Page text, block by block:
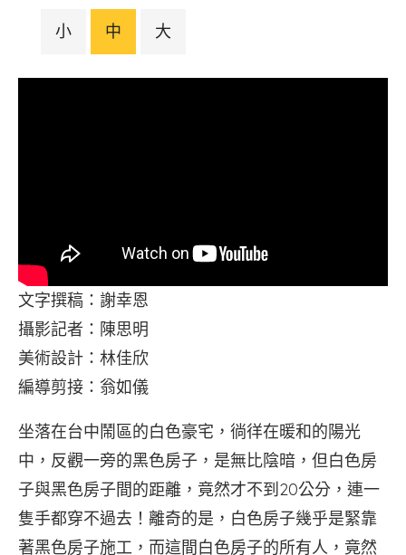
小 中 大
文字撰稿：謝幸恩
攝影記者：陳思明
美術設計：林佳欣
編導剪接：翁如儀
坐落在台中鬧區的白色豪宅，徜徉在暖和的陽光
中，反觀一旁的黑色房子，是無比陰暗，但白色房
子與黑色房子間的距離，竟然才不到20公分，連一
隻手都穿不過去！離奇的是，白色房子幾乎是緊靠
著黑色房子施工，而這間白色房子的所有人，竟然